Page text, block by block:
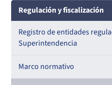
Regulación y fiscalización
Registro de entidades
Superintendencia
Registro de Prestadores
Marco normativo